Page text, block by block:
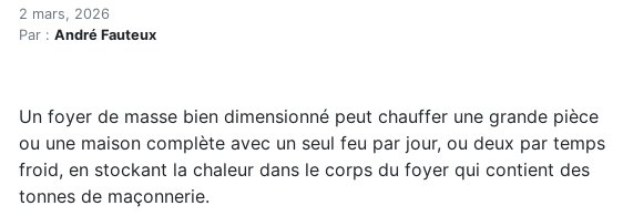
Accueil
Articles
Un foyer de masse québécois
2 mars, 2026
Par : André Fauteux
Un foyer de masse bien dimensionné peut chauffer une grande pièce
ou une maison complète avec un seul feu par jour, ou deux par temps
froid, en stockant la chaleur dans le corps du foyer qui contient des
tonnes de maçonnerie.